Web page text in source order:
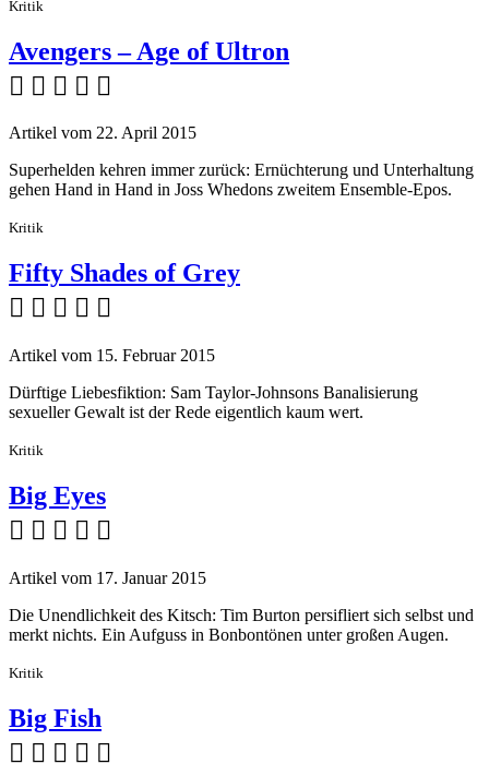
Kritik
Avengers – Age of Ultron
    
Artikel vom 22. April 2015
Superhelden kehren immer zurück: Ernüchterung und Unterhaltung
gehen Hand in Hand in Joss Whedons zweitem Ensemble-Epos.
Kritik
Fifty Shades of Grey
    
Artikel vom 15. Februar 2015
Dürftige Liebesfiktion: Sam Taylor-Johnsons Banalisierung
sexueller Gewalt ist der Rede eigentlich kaum wert.
Kritik
Big Eyes
    
Artikel vom 17. Januar 2015
Die Unendlichkeit des Kitsch: Tim Burton persifliert sich selbst und
merkt nichts. Ein Aufguss in Bonbontönen unter großen Augen.
Kritik
Big Fish
    